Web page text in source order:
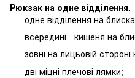
Рюкзак на одне відділення.
одне відділення на
всередині - кишеня на
зовні на лицьовій
дві міцні плечові лямки;